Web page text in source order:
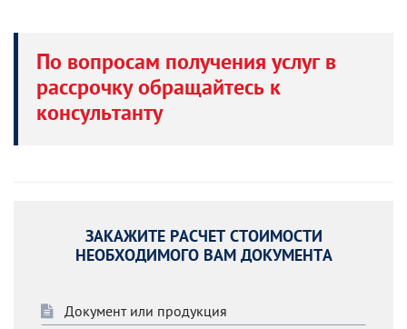
По вопросам получения услуг в
рассрочку обращайтесь к
консультанту
ЗАКАЖИТЕ РАСЧЕТ СТОИМОСТИ
НЕОБХОДИМОГО ВАМ ДОКУМЕНТА